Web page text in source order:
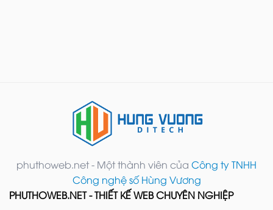
phuthoweb.net - Một thành viên của Công ty TNHH
Công nghệ số Hùng Vương
PHUTHOWEB.NET - THIẾT KẾ WEB CHUYÊN NGHIỆP